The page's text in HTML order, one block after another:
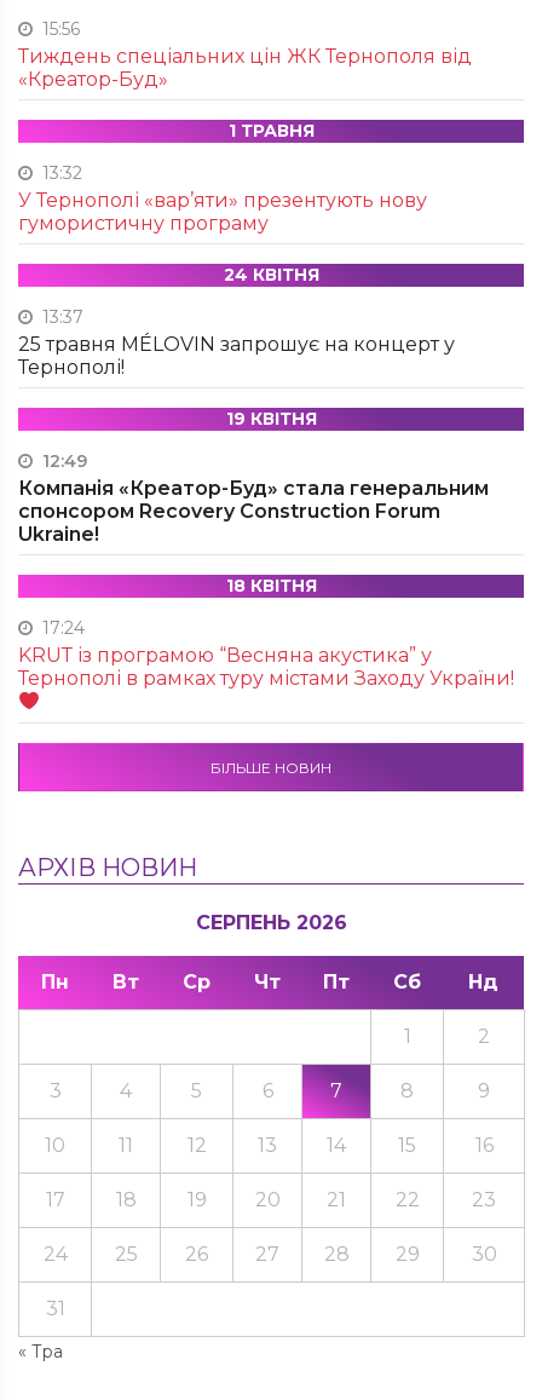
15:56
Тиждень спеціальних цін ЖК Тернополя від
«Креатор-Буд»
1 ТРАВНЯ
13:32
У Тернополі «вар’яти» презентують нову
гумористичну програму
24 КВІТНЯ
13:37
25 травня MÉLOVIN запрошує на концерт у
Тернополі!
19 КВІТНЯ
12:49
Компанія «Креатор-Буд» стала генеральним
спонсором Recovery Construction Forum
Ukraine!
18 КВІТНЯ
17:24
KRUТ із програмою “Весняна акустика” у
Тернополі в рамках туру містами Заходу України!
БІЛЬШЕ НОВИН
АРХІВ НОВИН
СЕРПЕНЬ 2026
Пн Вт Ср Чт Пт Сб Нд
« Тра
1 2
3 4 5 6 7 8 9
10 11 12 13 14 15 16
17 18 19 20 21 22 23
24 25 26 27 28 29 30
31